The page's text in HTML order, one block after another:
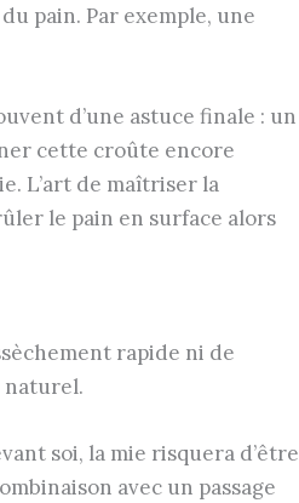
pain. Par exemple, une
d’une astuce finale : un
cette croûte encore
L’art de maîtriser la
le pain en surface alors
rapide ni de
naturel.
soi, la mie risquera d’être
avec un passage